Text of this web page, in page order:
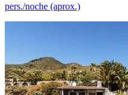
pers./noche (aprox.)